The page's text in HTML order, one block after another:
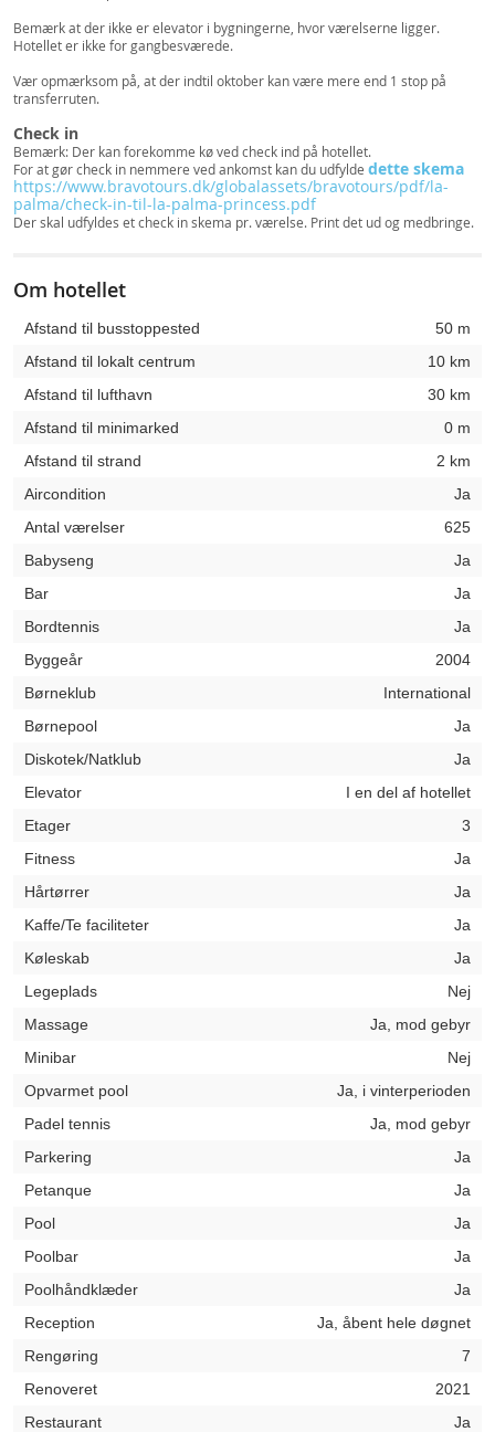
Bemærk at der ikke er elevator i bygningerne, hvor værelserne ligger.
Hotellet er ikke for gangbesværede.
Vær opmærksom på, at der indtil oktober kan være mere end 1 stop på
transferruten.
Check in
Bemærk: Der kan forekomme kø ved check ind på hotellet.
For at gør check in nemmere ved ankomst kan du udfylde dette skema
https://www.bravotours.dk/globalassets/bravotours/pdf/la-
palma/check-in-til-la-palma-princess.pdf
Der skal udfyldes et check in skema pr. værelse. Print det ud og medbringe.
Om hotellet
Afstand til busstoppested
50 m
Afstand til lokalt centrum
10 km
Afstand til lufthavn
30 km
Afstand til minimarked
0 m
Afstand til strand
2 km
Aircondition
Ja
Antal værelser
625
Babyseng
Ja
Bar
Ja
Bordtennis
Ja
Byggeår
2004
Børneklub
International
Børnepool
Ja
Diskotek/Natklub
Ja
Elevator
I en del af hotellet
Etager
3
Fitness
Ja
Hårtørrer
Ja
Kaffe/Te faciliteter
Ja
Køleskab
Ja
Legeplads
Nej
Massage
Ja, mod gebyr
Minibar
Nej
Opvarmet pool
Ja, i vinterperioden
Padel tennis
Ja, mod gebyr
Parkering
Ja
Petanque
Ja
Pool
Ja
Poolbar
Ja
Poolhåndklæder
Ja
Reception
Ja, åbent hele døgnet
Rengøring
7
Renoveret
2021
Restaurant
Ja